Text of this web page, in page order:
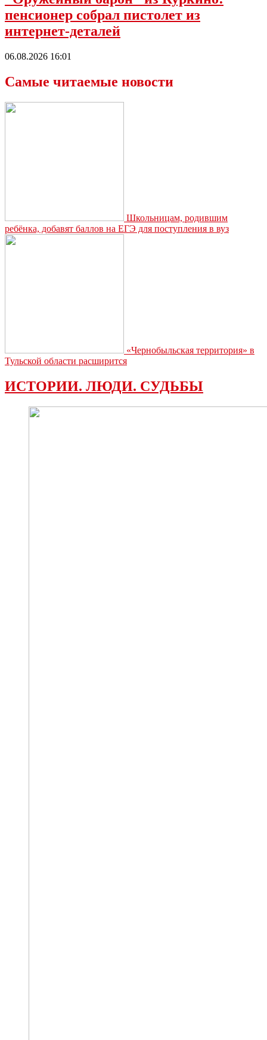
пенсионер собрал пистолет из
интернет-деталей
06.08.2026 16:01
Самые читаемые новости
Школьницам, родившим
ребёнка, добавят баллов на ЕГЭ для поступления в вуз
«Чернобыльская территория» в
Тульской области расширится
ИСТОРИИ. ЛЮДИ. СУДЬБЫ